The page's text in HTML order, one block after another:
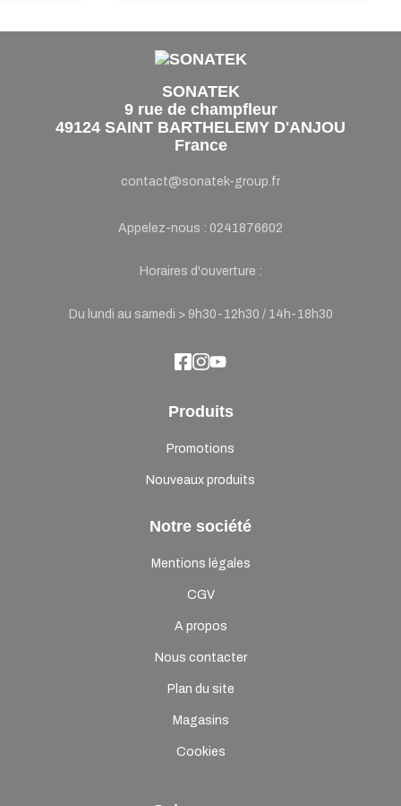
SONATEK
9 rue de champfleur
49124 SAINT BARTHELEMY D'ANJOU
France
contact@sonatek-group.fr
Appelez-nous : 0241876602
Horaires d'ouverture :
Du lundi au samedi > 9h30-12h30 / 14h-18h30
Produits
Promotions
Nouveaux produits
Notre société
Mentions légales
CGV
A propos
Nous contacter
Plan du site
Magasins
Cookies